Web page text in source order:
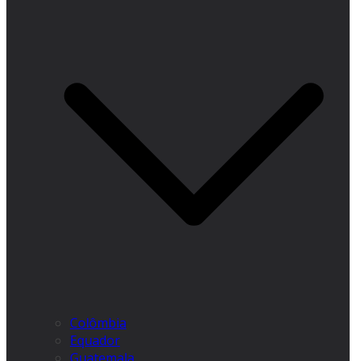
Colômbia
Equador